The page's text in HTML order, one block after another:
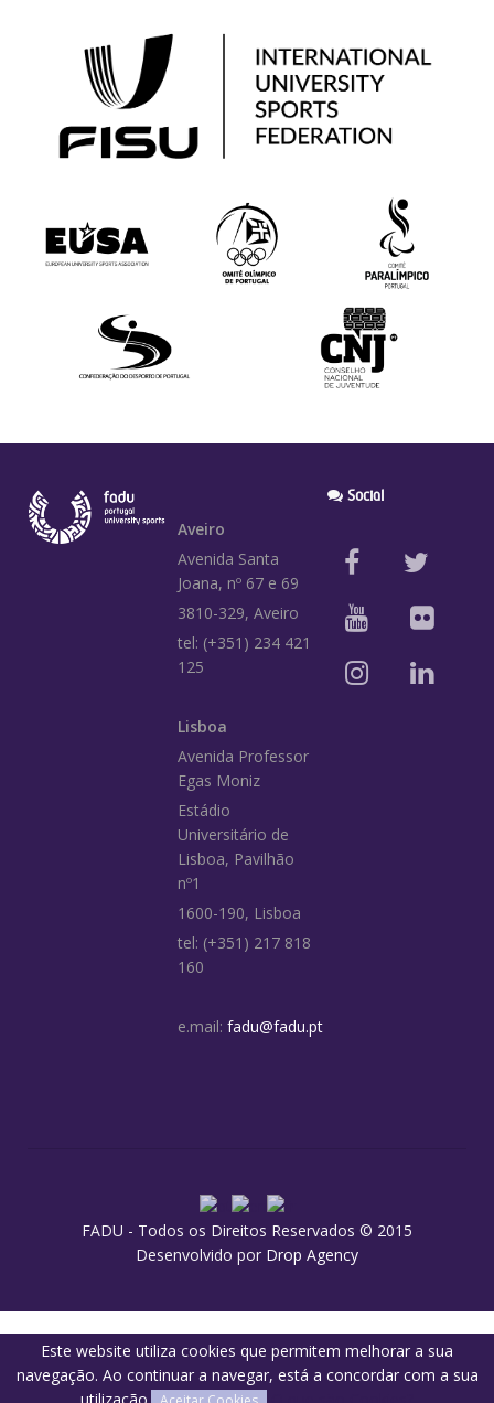
Aveiro
Avenida Santa
Joana, nº 67 e 69
3810-329, Aveiro
tel: (+351) 234 421
125
Lisboa
Avenida Professor
Egas Moniz
Estádio
Universitário de
Lisboa, Pavilhão
nº1
1600-190, Lisboa
tel: (+351) 217 818
160
e.mail: fadu@fadu.pt
Social
FADU - Todos os Direitos Reservados © 2015
Desenvolvido por Drop Agency
Este website utiliza cookies que permitem melhorar a sua
navegação. Ao continuar a navegar, está a concordar com a sua